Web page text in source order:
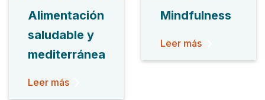
Alimentación
saludable y
mediterránea
Leer más
Mindfulness
Leer más